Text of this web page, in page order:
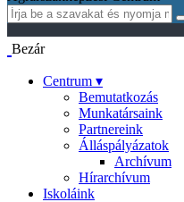
Bezár
Centrum ▾
Bemutatkozás
Munkatársaink
Partnereink
Álláspályázatok
Archívum
Hírarchívum
Iskoláink